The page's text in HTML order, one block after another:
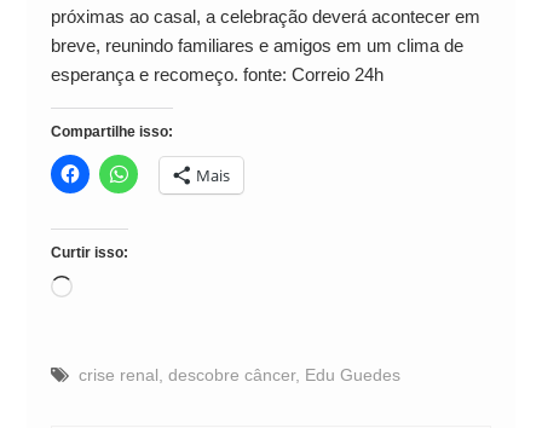
próximas ao casal, a celebração deverá acontecer em
breve, reunindo familiares e amigos em um clima de
esperança e recomeço. fonte: Correio 24h
Compartilhe isso:
Mais
Curtir isso:
Carregando...
crise renal descobre câncer, Edu Guedes